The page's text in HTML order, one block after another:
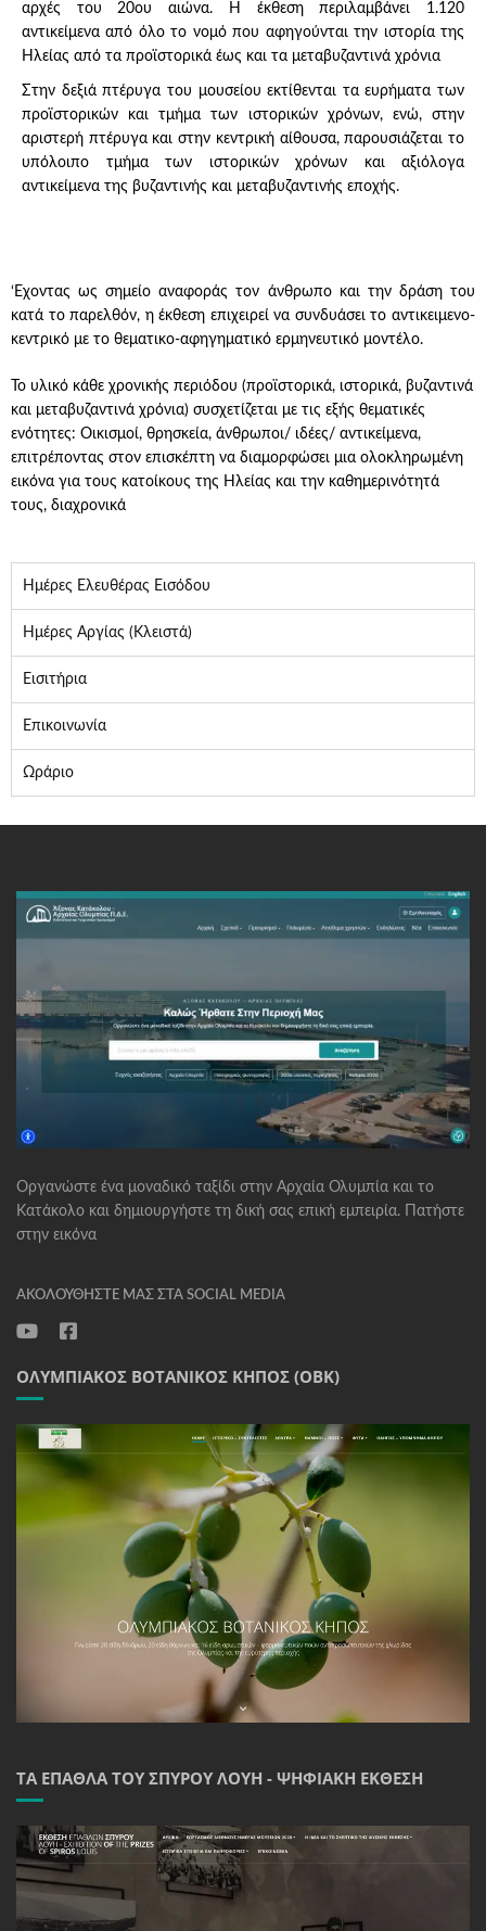
αρχές του 20ου αιώνα. Η έκθεση περιλαμβάνει 1.120
αντικείμενα από όλο το νομό που αφηγούνται την ιστορία της
Ηλείας από τα προϊστορικά έως και τα μεταβυζαντινά χρόνια
Στην δεξιά πτέρυγα του μουσείου εκτίθενται τα ευρήματα των
προϊστορικών και τμήμα των ιστορικών χρόνων, ενώ, στην
αριστερή πτέρυγα και στην κεντρική αίθουσα, παρουσιάζεται το
υπόλοιπο τμήμα των ιστορικών χρόνων και αξιόλογα
αντικείμενα της βυζαντινής και μεταβυζαντινής εποχής.
‘Εχοντας ως σημείο αναφοράς τον άνθρωπο και την δράση του
κατά το παρελθόν, η έκθεση επιχειρεί να συνδυάσει το αντικειμενο-
κεντρικό με το θεματικο-αφηγηματικό ερμηνευτικό μοντέλο.
Το υλικό κάθε χρονικής περιόδου (προϊστορικά, ιστορικά, βυζαντινά
και μεταβυζαντινά χρόνια) συσχετίζεται με τις εξής θεματικές
ενότητες: Οικισμοί, θρησκεία, άνθρωποι/ ιδέες/ αντικείμενα,
επιτρέποντας στον επισκέπτη να διαμορφώσει μια ολοκληρωμένη
εικόνα για τους κατοίκους της Ηλείας και την καθημερινότητά
τους, διαχρονικά
Ημέρες Ελευθέρας Εισόδου
Ημέρες Αργίας (Κλειστά)
Εισιτήρια
Επικοινωνία
Ωράριο
Οργανώστε ένα μοναδικό ταξίδι στην Αρχαία Ολυμπία και το
Κατάκολο και δημιουργήστε τη δική σας επική εμπειρία. Πατήστε
στην εικόνα
ΑΚΟΛΟΥΘΉΣΤΕ ΜΑΣ ΣΤΑ SOCIAL MEDIA
ΟΛΥΜΠΙΑΚΌΣ ΒΟΤΑΝΙΚΌΣ ΚΉΠΟΣ (ΟΒΚ)
ΤΑ ΈΠΑΘΛΑ ΤΟΥ ΣΠΎΡΟΥ ΛΟΎΗ - ΨΗΦΙΑΚΉ ΈΚΘΕΣΗ